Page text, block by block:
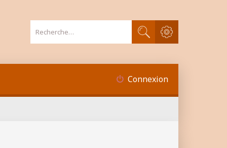
Rechercher
Recherche avancée
Connexion